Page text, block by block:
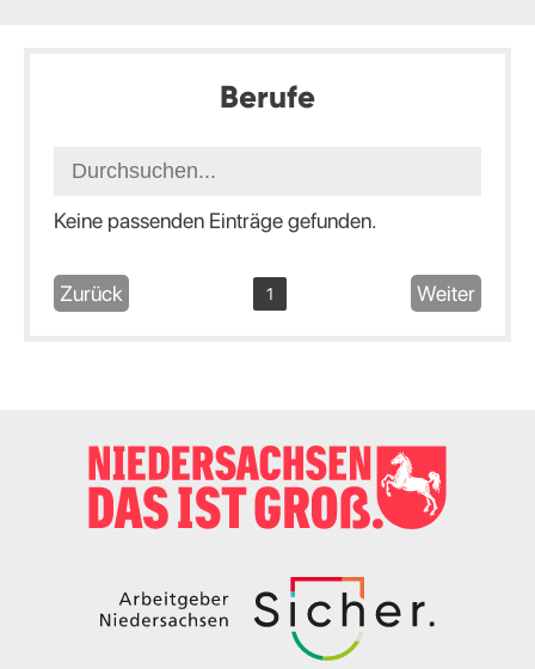
Berufe
Keine passenden Einträge gefunden.
Zurück 1 Weiter